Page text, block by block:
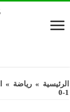
الرئيسية » رياضة »
1-0